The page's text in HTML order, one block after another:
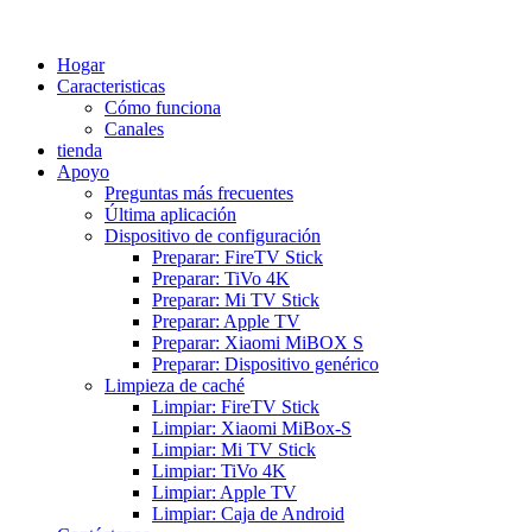
Hogar
Caracteristicas
Cómo funciona
Canales
tienda
Apoyo
Preguntas más frecuentes
Última aplicación
Dispositivo de configuración
Preparar: FireTV Stick
Preparar: TiVo 4K
Preparar: Mi TV Stick
Preparar: Apple TV
Preparar: Xiaomi MiBOX S
Preparar: Dispositivo genérico
Limpieza de caché
Limpiar: FireTV Stick
Limpiar: Xiaomi MiBox-S
Limpiar: Mi TV Stick
Limpiar: TiVo 4K
Limpiar: Apple TV
Limpiar: Caja de Android